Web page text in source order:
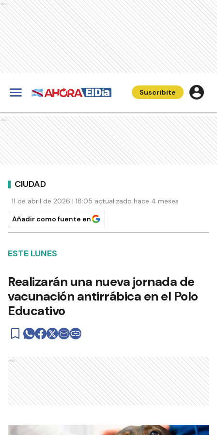
Ads
Suscribite
Ads
CIUDAD
11 de abril de 2026 | 18:05 actualizado hace 4 meses
Añadir como fuente en
ESTE LUNES
Realizarán una nueva jornada de
vacunación antirrábica en el Polo
Educativo
Ads